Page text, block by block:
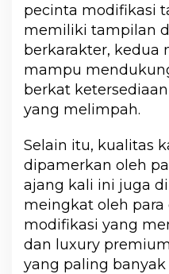
pecinta modifikasi
memiliki tampilan
berkarakter, kedua
mampu
berkat
yang melimpah.
Selain itu, kualitas
dipamerkan oleh
ajang kali ini juga
meingkat oleh para
modifikasi yang
dan luxury
yang paling